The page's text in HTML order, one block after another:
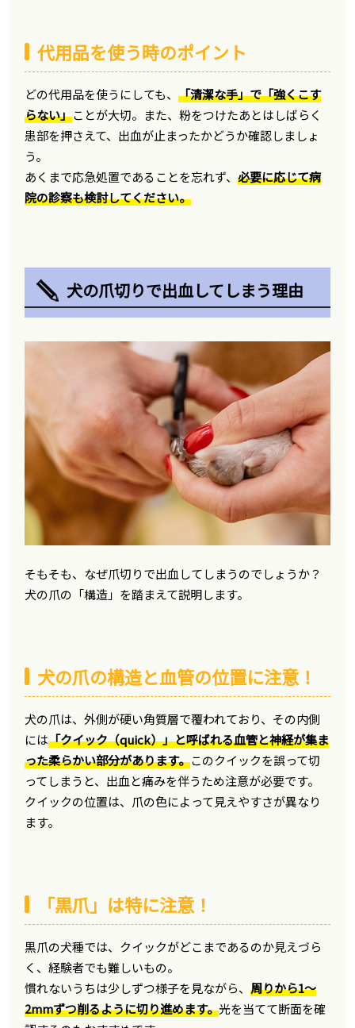
代用品を使う時のポイント
どの代用品を使うにしても、「清潔な手」で「強くこす
らない」ことが大切。また、粉をつけたあとはしばらく
患部を押さえて、出血が止まったかどうか確認しましょ
う。
あくまで応急処置であることを忘れず、必要に応じて病
院の診察も検討してください。
犬の爪切りで出血してしまう理由
そもそも、なぜ爪切りで出血してしまうのでしょうか？
犬の爪の「構造」を踏まえて説明します。
犬の爪の構造と血管の位置に注意！
犬の爪は、外側が硬い角質層で覆われており、その内側
には「クイック（quick）」と呼ばれる血管と神経が集ま
った柔らかい部分があります。このクイックを誤って切
ってしまうと、出血と痛みを伴うため注意が必要です。
クイックの位置は、爪の色によって見えやすさが異なり
ます。
「黒爪」は特に注意！
黒爪の犬種では、クイックがどこまであるのか見えづら
く、経験者でも難しいもの。
慣れないうちは少しずつ様子を見ながら、周りから1〜
2mmずつ削るように切り進めます。光を当てて断面を確